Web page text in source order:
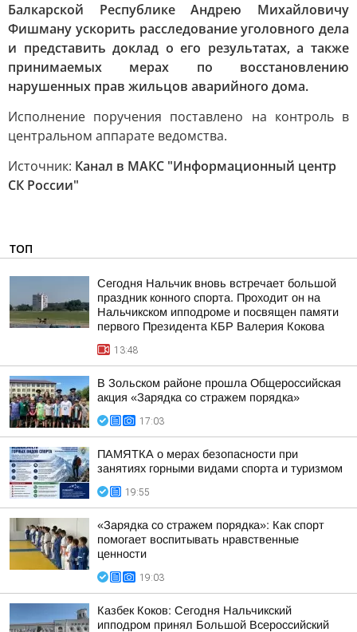
Балкарской Республике Андрею Михайловичу
Фишману ускорить расследование уголовного дела
и представить доклад о его результатах, а также
принимаемых мерах по восстановлению
нарушенных прав жильцов аварийного дома.
Исполнение поручения поставлено на контроль в
центральном аппарате ведомства.
Источник: Канал в МАКС "Информационный центр
СК России"
ТОП
Сегодня Нальчик вновь встречает большой
праздник конного спорта. Проходит он на
Нальчикском ипподроме и посвящен памяти
первого Президента КБР Валерия Кокова
13:48
В Зольском районе прошла Общероссийская
акция «Зарядка со стражем порядка»
17:03
ПАМЯТКА о мерах безопасности при
занятиях горными видами спорта и туризмом
19:55
«Зарядка со стражем порядка»: Как спорт
помогает воспитывать нравственные
ценности
19:03
Казбек Коков: Сегодня Нальчикский
ипподром принял Большой Всероссийский